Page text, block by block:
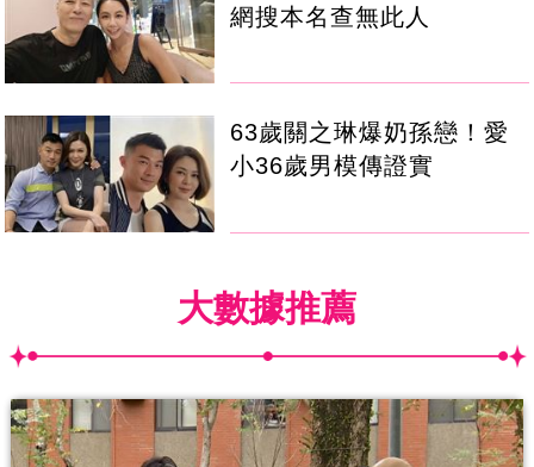
網搜本名查無此人
63歲關之琳爆奶孫戀！愛
小36歲男模傳證實
大數據推薦